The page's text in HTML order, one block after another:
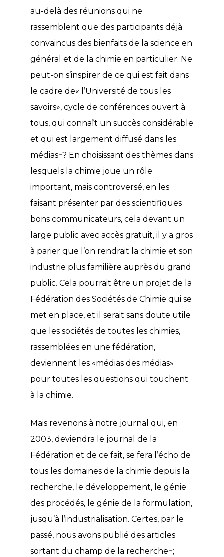
au-delà des réunions qui ne
rassemblent que des participants déjà
convaincus des bienfaits de la science en
général et de la chimie en particulier. Ne
peut-on s’inspirer de ce qui est fait dans
le cadre de« l’Université de tous les
savoirs», cycle de conférences ouvert à
tous, qui connaît un succès considérable
et qui est largement diffusé dans les
médias~? En choisissant des thèmes dans
lesquels la chimie joue un rôle
important, mais controversé, en les
faisant présenter par des scientifiques
bons communicateurs, cela devant un
large public avec accès gratuit, il y a gros
à parier que l’on rendrait la chimie et son
industrie plus familière auprès du grand
public. Cela pourrait être un projet de la
Fédération des Sociétés de Chimie qui se
met en place, et il serait sans doute utile
que les sociétés de toutes les chimies,
rassemblées en une fédération,
deviennent les «médias des médias»
pour toutes les questions qui touchent
à la chimie.
Mais revenons à notre journal qui, en
2003, deviendra le journal de la
Fédération et de ce fait, se fera l’écho de
tous les domaines de la chimie depuis la
recherche, le développement, le génie
des procédés, le génie de la formulation,
jusqu’à l’industrialisation. Certes, par le
passé, nous avons publié des articles
sortant du champ de la recherche~;